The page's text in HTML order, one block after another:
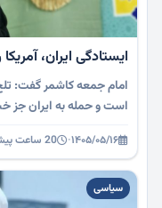
ایستادگی ایران،
امام جمعه کاشمر گفت:
است و حمله به ایران جز
۱۴۰۵/۰۵/۱۶· 20 ساعت پیش
سیاسی